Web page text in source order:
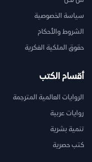
سياسة الخصوصية
الشروط والأحكام
حقوق الملكية الفكرية
أقسام الكتب
الروايات العالمية المترجمة
روايات عربية
تنمية بشرية
كتب حصرية